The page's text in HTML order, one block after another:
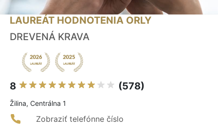
LAUREÁT HODNOTENIA ORLY
DREVENÁ KRAVA
8 (578)
Žilina, Centrálna 1
Zobraziť telefónne číslo